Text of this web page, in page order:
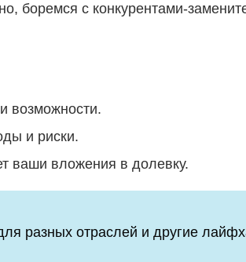
боремся с конкурентами-
возможности.
и риски.
ваши вложения в долевку.
разных отраслей и другие